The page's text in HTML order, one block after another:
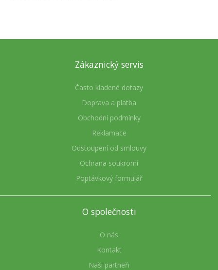
Zákaznický servis
Často kladené dotazy
Doprava a platba
Obchodní podmínky
Reklamace
Odstoupení od smlouvy
Ochrana soukromí
Poptávkový formulář
O společnosti
O nás
Kontakt
Naši partneři